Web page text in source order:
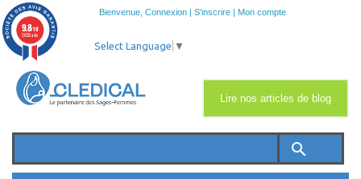
Bienvenue, Connexion | S'inscrire | Mon compte
search
Lire nos articles de blog
Select Language ▼
9.8/10
2033 avis